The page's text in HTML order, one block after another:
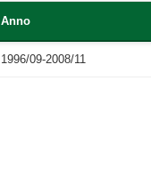
Anno
1996/09-2008/11